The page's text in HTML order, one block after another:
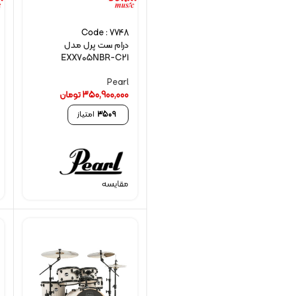
Code : 7748
درام ست پرل مدل
EXX705NBR-C21
Pearl
350,900,000تومان
3509 امتیاز
مقایسه